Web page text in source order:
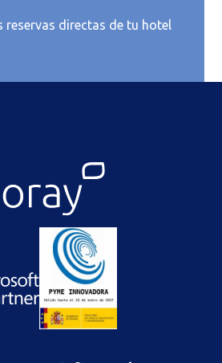
reservas directas de tu hotel